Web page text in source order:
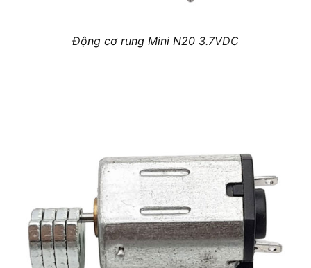
Động cơ rung Mini N20 3.7VDC